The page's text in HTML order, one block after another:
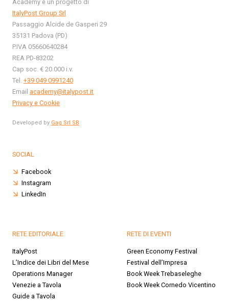
Academy è un progetto di
ItalyPost Group Srl
Passaggio Alcide de Gasperi 29
35131 Padova (PD)
P.IVA 05660640284
REA PD-83202
Cap soc. € 20.000 i.v.
Tel. +39 049 0991240
Email academy@italypost.it
Privacy e Cookie
Developed by Gag Srl SB
SOCIAL
Facebook
Instagram
LinkedIn
RETE EDITORIALE
ItalyPost
L’Indice dei Libri del Mese
Operations Manager
Venezie a Tavola
Guide a Tavola
RETE DI EVENTI
Green Economy Festival
Festival dell’Impresa
Book Week Trebaseleghe
Book Week Cornedo Vicentino